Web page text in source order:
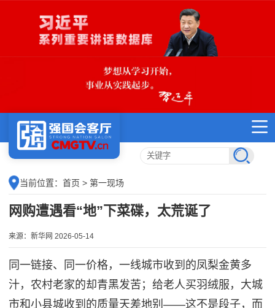
当前位置： 首页 > 第一现场
网购遭遇看“地”下菜碟，太荒诞了
来源：新华网 2026-05-14
同一链接、同一价格，一线城市收到的凤梨金黄多
汁，农村老家的却青黑发苦；给老人买羽绒服，大城
市和小县城收到的质量天差地别——这不是段子，而